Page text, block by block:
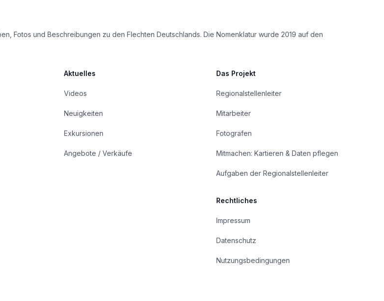
Fotos und Beschreibungen zu den Flechten Deutschlands. Die Nomenklatur wurde 2019 auf den
Aktuelles
Videos
Neuigkeiten
Exkursionen
Angebote / Verkäufe
Das Projekt
Regionalstellenleiter
Mitarbeiter
Fotografen
Mitmachen: Kartieren & Daten pflegen
Aufgaben der Regionalstellenleiter
Rechtliches
Impressum
Datenschutz
Nutzungsbedingungen